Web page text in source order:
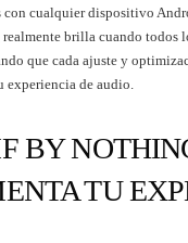
con cualquier dispositivo
brilla cuando todos
que cada ajuste y
experiencia de audio.
BY
TU